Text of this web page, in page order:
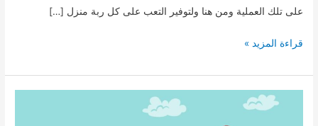
على تلك العملية ومن هنا ولتوفير التعب على كل ربة منزل […]
النظافة
0532837224
قراءة المزيد »